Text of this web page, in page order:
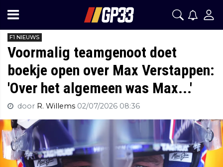
F1 NIEUWS
Voormalig teamgenoot doet
boekje open over Max Verstappen:
'Over het algemeen was Max...'
door R. Willems 02/07/2026 08:36